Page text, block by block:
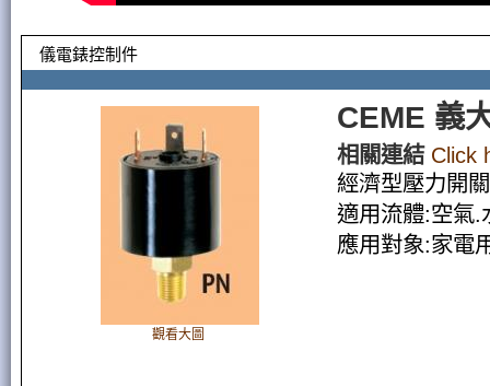
儀電錶控制件
觀看大圖
CEME 義
相關連結 Click
經濟型壓力開關
適用流體:空氣.
應用對象:家電